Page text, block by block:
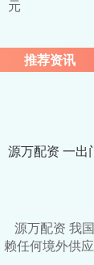
元
推荐资讯
源万配资 一出
源万配资 我
赖任何境外供